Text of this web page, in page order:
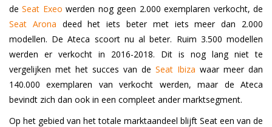
deSeat Exeo werden nog geen 2.000 exemplaren verkocht, de
Seat Arona deed het iets beter met iets meer dan 2.000
modellen. De Ateca scoort nu al beter. Ruim 3.500 modellen
werden er verkocht in 2016-2018. Dit is nog lang niet te
vergelijken met het succes van de Seat Ibiza waar meer dan
140.000 exemplaren van verkocht werden, maar de Ateca
bevindt zich dan ook in een compleet ander marktsegment.
Op het gebied van het totale marktaandeel blijft Seat een van de